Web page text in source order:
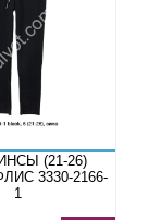
(21-26)
3330-2166-
1